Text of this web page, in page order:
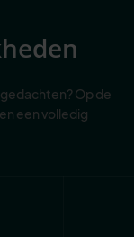
Op de
een volledig